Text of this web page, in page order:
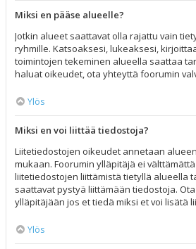
Miksi en pääse alueelle?
Jotkin alueet saattavat olla rajattu vain
ryhmille. Katsoaksesi, lukeaksesi,
toimintojen tekeminen alueella saattaa
haluat oikeudet, ota yhteyttä foorumin
Ylös
Miksi en voi liittää tiedostoja?
Liitetiedostojen oikeudet annetaan
mukaan. Foorumin ylläpitäjä ei
liitetiedostojen liittämistä tietyllä alueella
saattavat pystyä liittämään tiedostoja.
ylläpitäjään jos et tiedä miksi et voi lisätä
Ylös